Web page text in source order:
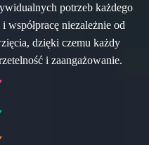
potrzeb każdego
współpracę niezależnie od
dzięki czemu każdy
i zaangażowanie.